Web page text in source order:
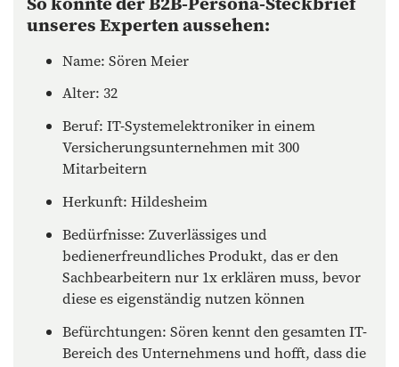
unseres Experten aussehen:
Name: Sören Meier
Alter: 32
Beruf: IT-Systemelektroniker in einem
Versicherungsunternehmen mit 300
Mitarbeitern
Herkunft: Hildesheim
Bedürfnisse: Zuverlässiges und
bedienerfreundliches Produkt, das er den
Sachbearbeitern nur 1x erklären muss, bevor
diese es eigenständig nutzen können
Befürchtungen: Sören kennt den gesamten IT-
Bereich des Unternehmens und hofft, dass die